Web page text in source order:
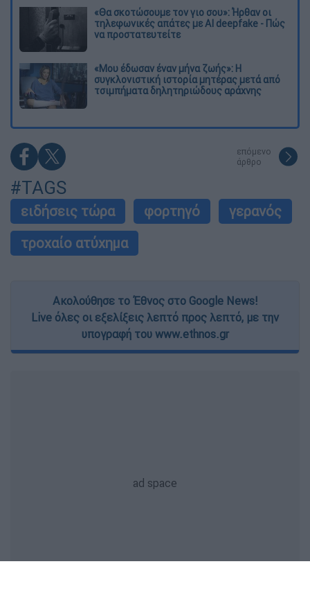
«Θα σκοτώσουμε τον γιο σου»: Ήρθαν οι
τηλεφωνικές απάτες με AI deepfake - Πώς
να προστατευτείτε
«Μου έδωσαν έναν μήνα ζωής»: Η
συγκλονιστική ιστορία μητέρας μετά από
τσιμπήματα δηλητηριώδους αράχνης
επόμενο
άρθρο
#TAGS
ειδήσεις τώρα φορτηγό
γερανός
τροχαίο ατύχημα
Ακολούθησε το Έθνος στο Google News!
Live όλες οι εξελίξεις λεπτό προς λεπτό, με την
υπογραφή του www.ethnos.gr